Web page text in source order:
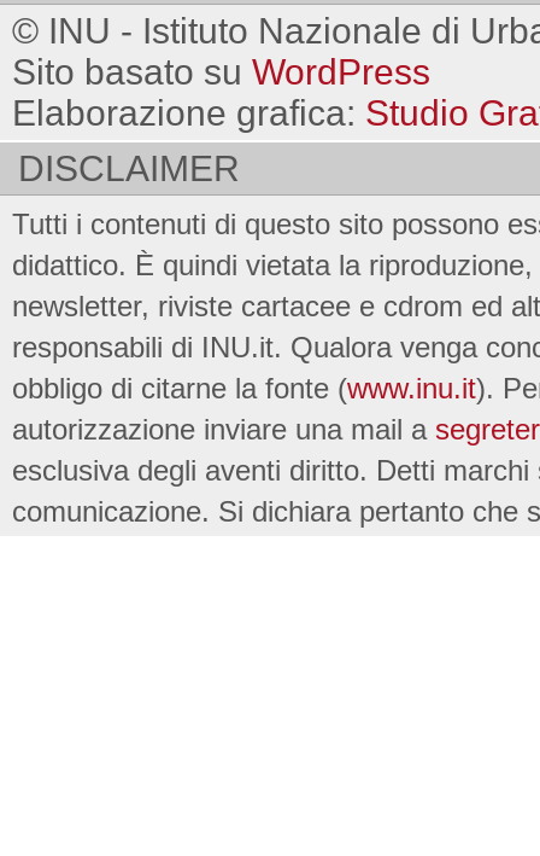
© INU - Istituto Nazionale di
Sito basato su WordPress
Elaborazione grafica: Studio
DISCLAIMER
Tutti i contenuti di questo sito possono
didattico. È quindi vietata la
newsletter, riviste cartacee e cdrom ed
responsabili di INU.it. Qualora venga
obbligo di citarne la fonte (www.inu.it).
autorizzazione inviare una mail a
esclusiva degli aventi diritto. Detti
comunicazione. Si dichiara pertanto che